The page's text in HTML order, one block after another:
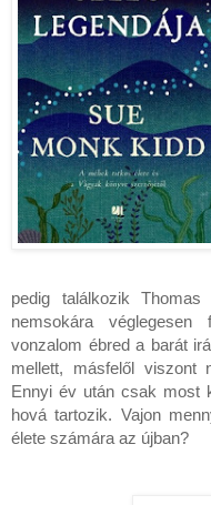
pedig találkozik
nemsokára véglegesen
vonzalom ébred a barát
mellett, másfelől viszont
Ennyi év után csak most
hová tartozik. Vajon
élete számára az újban?